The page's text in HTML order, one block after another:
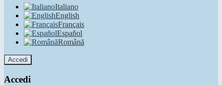
Italiano
English
Français
Español
Română
Accedi
Accedi